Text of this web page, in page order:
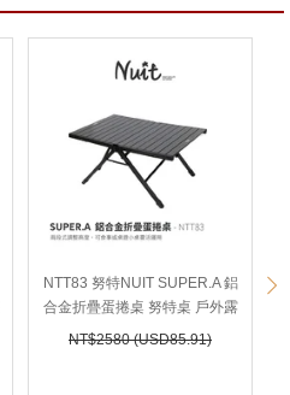
NTT83 努特NUIT SUPER.A 鋁
合金折疊蛋捲桌 努特桌 戶外露
營摺疊桌折合桌露營桌野餐桌
NT$2580 (USD85.91)